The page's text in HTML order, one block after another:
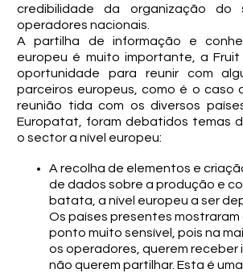
credibilidade da organização
operadores nacionais.
A partilha de informação e
europeu é muito importante, a
oportunidade para reunir com
parceiros europeus, como é o caso
reunião tida com os diversos
Europatat, foram debatidos temas
o sector a nível europeu:
A recolha de elementos e
de dados sobre a produção e
batata, a nível europeu a ser
Os países presentes mostraram
ponto muito sensível, pois na
os operadores, querem receber
não querem partilhar. Esta é